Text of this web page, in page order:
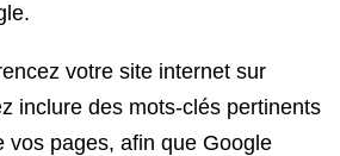
votre site internet sur
inclure des mots-clés pertinents
vos pages, afin que Google